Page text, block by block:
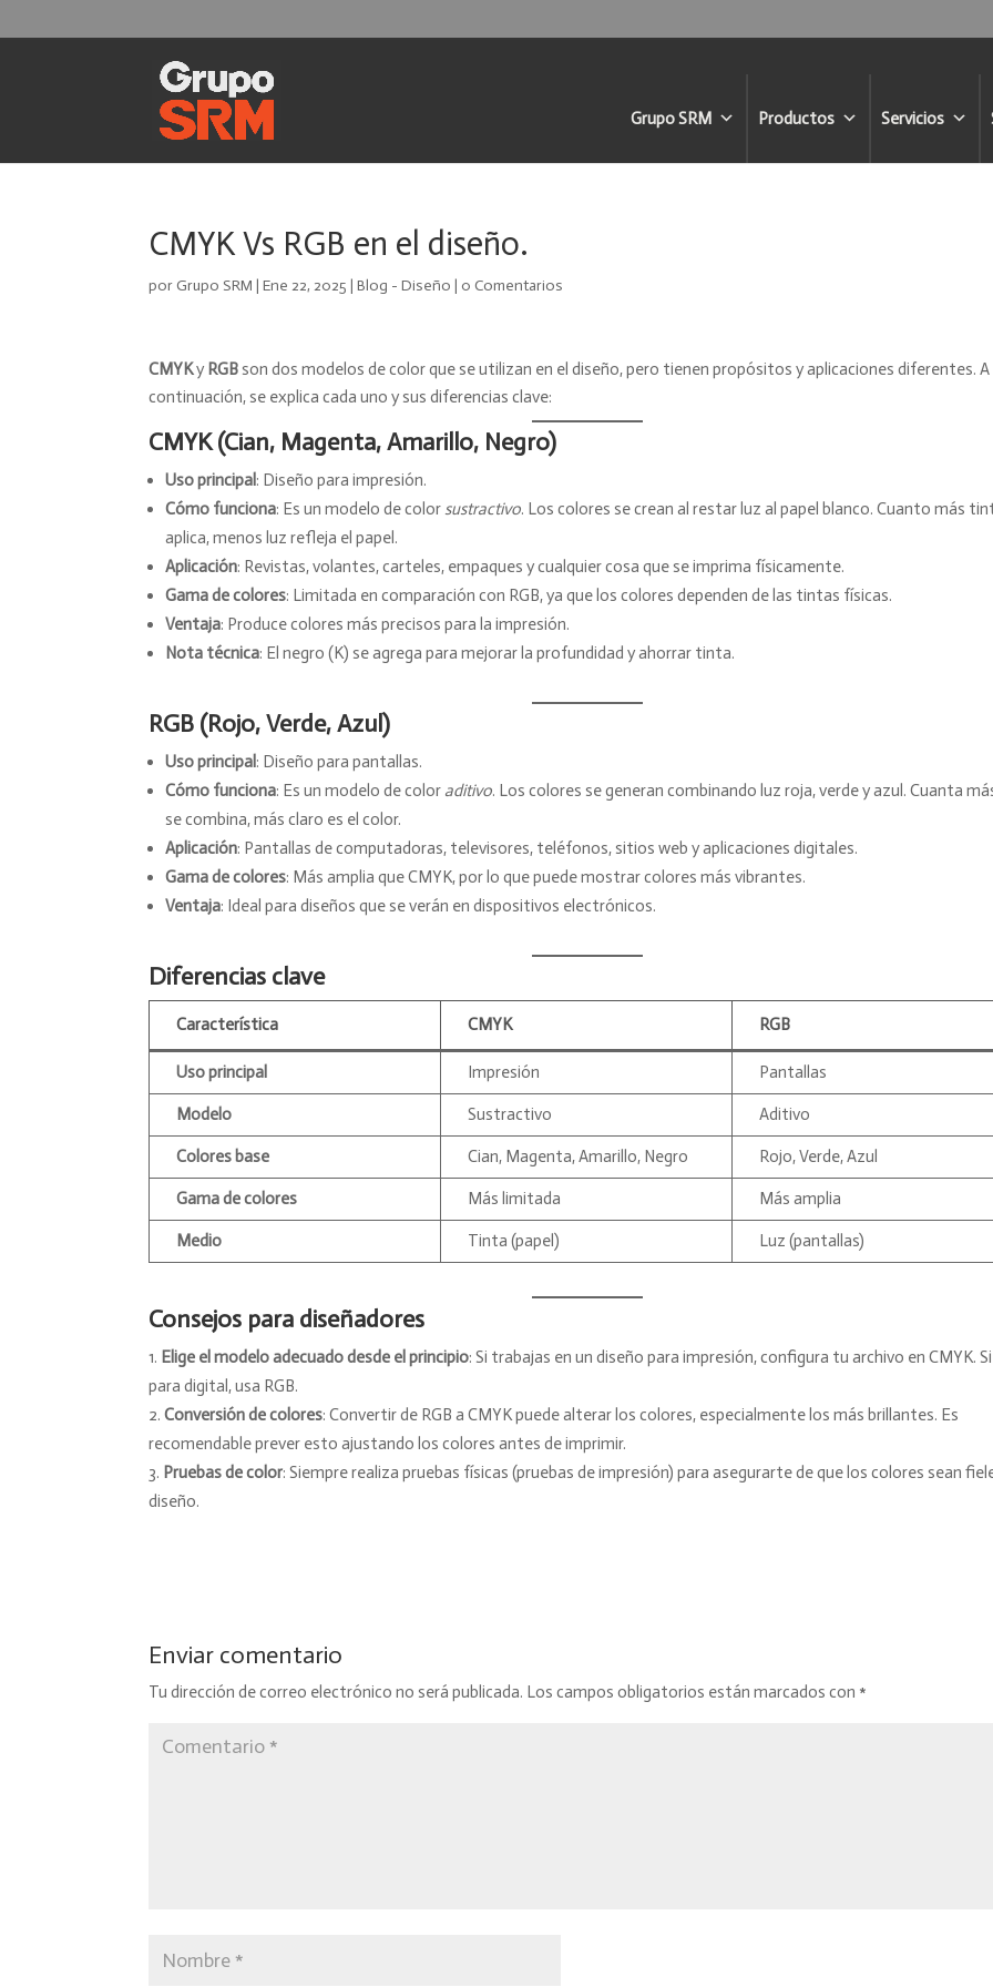
Grupo SRM Productos Servicios
CMYK Vs RGB en el diseño.
porGrupo SRM |Ene 22, 2025 |Blog - Diseño |0 Comentarios
CMYKy RGB son dos modelos de color que se utilizan en el diseño, pero tienen propósitos y aplicaciones diferentes. A
continuación, se explica cada uno y sus diferencias clave:
CMYK (Cian, Magenta, Amarillo, Negro)
Uso principal : Diseño para impresión.
Cómo funciona: Es un modelo de colorsustractivo. Los colores se crean al restar luz al papel blanco. Cuanto más
aplica, menos luz refleja el papel.
Aplicación: Revistas, volantes, carteles, empaques y cualquier cosa que se imprima físicamente.
Gama de colores: Limitada en comparación con RGB, ya que los colores dependen de las tintas físicas.
Ventaja: Produce colores más precisos para la impresión.
Nota técnica: El negro (K) se agrega para mejorar la profundidad y ahorrar tinta.
RGB (Rojo, Verde, Azul)
Uso principal : Diseño para pantallas.
Cómo funciona: Es un modelo de color aditivo. Los colores se generan combinando luz roja, verde y azul. Cuanta
se combina, más claro es el color.
Aplicación: Pantallas de computadoras, televisores, teléfonos, sitios web y aplicaciones digitales.
Gama de colores: Más amplia que CMYK, por lo que puede mostrar colores más vibrantes.
Ventaja: Ideal para diseños que se verán en dispositivos electrónicos.
Diferencias clave
Característica CMYK RGB
Uso principal Impresión Pantallas
Modelo Sustractivo Aditivo
Colores base Cian, Magenta, Amarillo, Negro Rojo, Verde, Azul
Gama de colores Más limitada Más amplia
Medio Tinta (papel) Luz (pantallas)
Consejos para diseñadores
Elige el modelo adecuado desde el principio: Si trabajas en un diseño para impresión, configura tu archivo en CMYK.
para digital, usa RGB.
Conversión de colores: Convertir de RGB a CMYK puede alterar los colores, especialmente los más brillantes. Es
recomendable prever esto ajustando los colores antes de imprimir.
Pruebas de color: Siempre realiza pruebas físicas (pruebas de impresión) para asegurarte de que los colores sean
diseño.
Enviar comentario
Tu dirección de correo electrónico no será publicada. Los campos obligatorios están marcados con *